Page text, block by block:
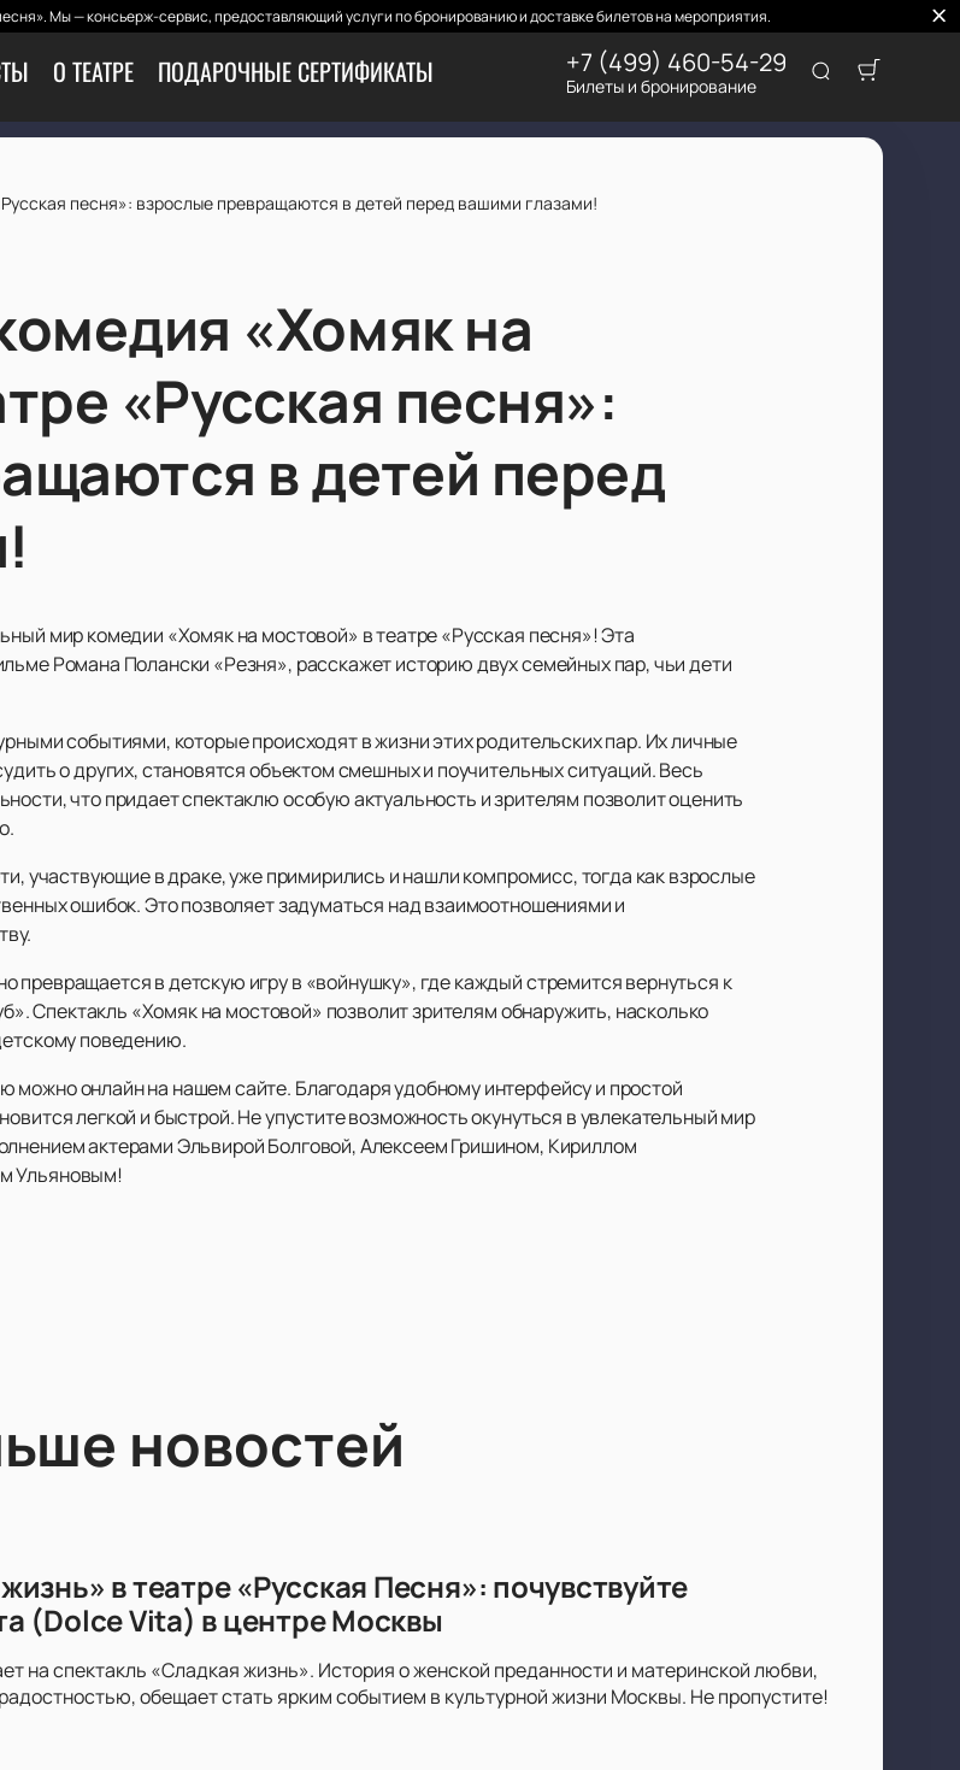
Мы — консьерж-сервис, предоставляющий услуги по бронированию и доставке билетов на мероприятия.
О ТЕАТРЕ ПОДАРОЧНЫЕ СЕРТИФИКАТЫ +7 (499) 460-54-29
Билеты и бронирование
песня»: взрослые превращаются в детей перед вашими глазами!
«Хомяк на
«Русская песня»:
в детей перед
мир комедии «Хомяк на мостовой» в театре «Русская песня»! Эта
Романа Полански «Резня», расскажет историю двух семейных пар, чьи дети
событиями, которые происходят в жизни этих родительских пар. Их личные
о других, становятся объектом смешных и поучительных ситуаций. Весь
что придает спектаклю особую актуальность и зрителям позволит оценить
участвующие в драке, уже примирились и нашли компромисс, тогда как взрослые
ошибок. Это позволяет задуматься над взаимоотношениями и
превращается в детскую игру в «войнушку», где каждый стремится вернуться к
Спектакль «Хомяк на мостовой» позволит зрителям обнаружить, насколько
поведению.
можно онлайн на нашем сайте. Благодаря удобному интерфейсу и простой
легкой и быстрой. Не упустите возможность окунуться в увлекательный мир
актерами Эльвирой Болговой, Алексеем Гришином, Кириллом
Ульяновым!
новостей
в театре «Русская Песня»: почувствуйте
(Dolce Vita) в центре Москвы
на спектакль «Сладкая жизнь». История о женской преданности и материнской любви,
обещает стать ярким событием в культурной жизни Москвы. Не пропустите!